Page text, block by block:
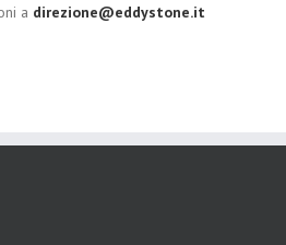
a direzione@eddystone.it